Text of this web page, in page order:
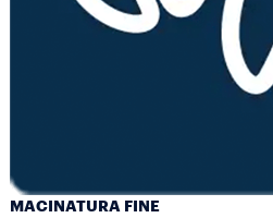
MACINATURA FINE